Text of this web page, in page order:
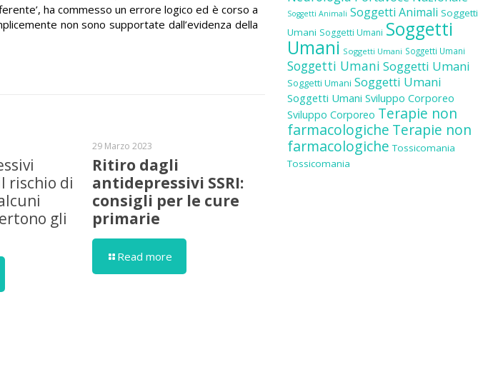
ha commesso un errore logico ed è corso a
non sono supportate dall’evidenza della
rischio di
gli
29 Marzo 2023
Ritiro dagli
antidepressivi SSRI:
consigli per le cure
primarie
Read more
Soggetti Animali Soggetti Animali Soggetti
Umani Soggetti Umani Soggetti
Umani Soggetti Umani Soggetti Umani
Soggetti Umani Soggetti Umani
Soggetti Umani Soggetti Umani
Soggetti Umani Sviluppo Corporeo
Sviluppo Corporeo Terapie non
farmacologiche Terapie non
farmacologiche Tossicomania
Tossicomania